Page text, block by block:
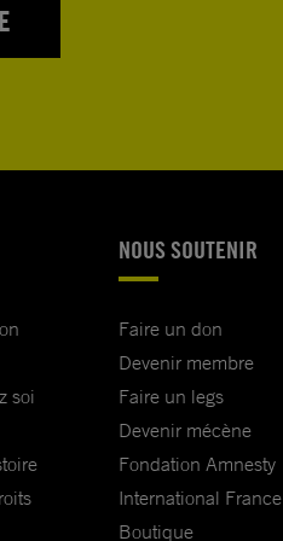
soi
NOUS SOUTENIR
Faire un don
Devenir membre
Faire un legs
Devenir mécène
Fondation Amnesty
International France
Boutique